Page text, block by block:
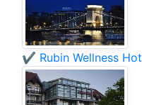
✔️ Rubin Wellness